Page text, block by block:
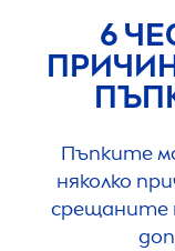
6
Пъпките
няколко
срещаните